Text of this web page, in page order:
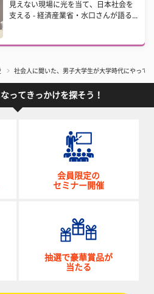
見えない現場に光を当て、日本社会を
支える - 経済産業省・水口さんが語る...
社会人に聞いた、男子大学生が大学時代にやって
ってきっかけを探そう！
会員限定の
セミナー開催
抽選で豪華賞品が
当たる